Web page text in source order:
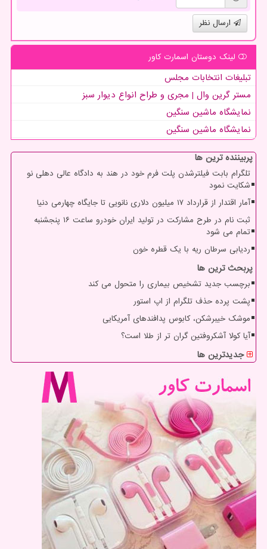
ارسال نظر
لینک دوستان اسمارت كاور
تبلیغات انتخابات مجلس
مستر گرین وال | مجری و طراح انواع دیوار سبز
نمایشگاه ماشین سنگین
نمایشگاه ماشین سنگین
پربیننده ترین ها
تلگرام بابت فیلترشدن پلت فرم خود در هند به دادگاه عالی دهلی نو
شکایت نمود
آمار اقتدار از قرارداد ۱۷ میلیون دلاری نانویی تا جایگاه چهارمی دنیا
ثبت نام در طرح مشارکت در تولید ایران خودرو ساعت ۱۶ پنجشنبه
تمام می شود
ردیابی سرطان ریه با یک قطره خون
پربحث ترین ها
برچسب جدید تشخیص بیماری را متحول می کند
پشت پرده حذف تلگرام از اپ استور
موشک خیبرشکن، کابوس پدافندهای آمریکایی
آیا کولا آشکروفتین گران تر از طلا است؟
جدیدترین ها